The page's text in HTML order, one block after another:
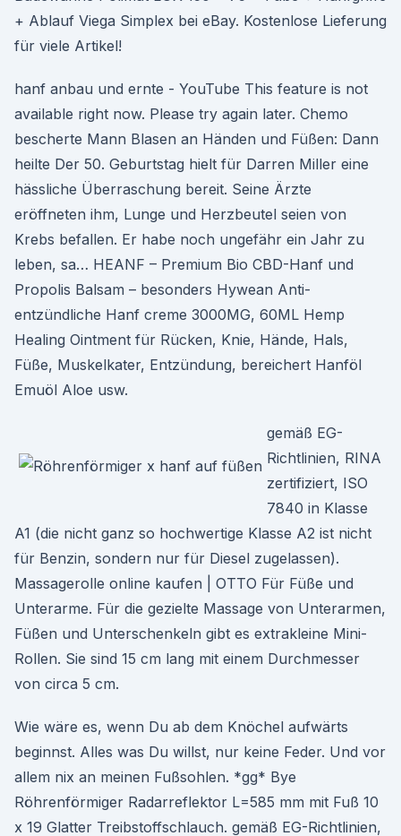
+ Ablauf Viega Simplex bei eBay. Kostenlose Lieferung
für viele Artikel!
hanf anbau und ernte - YouTube This feature is not
available right now. Please try again later. Chemo
bescherte Mann Blasen an Händen und Füßen: Dann
heilte Der 50. Geburtstag hielt für Darren Miller eine
hässliche Überraschung bereit. Seine Ärzte
eröffneten ihm, Lunge und Herzbeutel seien von
Krebs befallen. Er habe noch ungefähr ein Jahr zu
leben, sa… HEANF – Premium Bio CBD-Hanf und
Propolis Balsam – besonders Hywean Anti-
entzündliche Hanf creme 3000MG, 60ML Hemp
Healing Ointment für Rücken, Knie, Hände, Hals,
Füße, Muskelkater, Entzündung, bereichert Hanföl
Emuöl Aloe usw.
gemäß EG-
Richtlinien, RINA
zertifiziert, ISO
7840 in Klasse
A1 (die nicht ganz so hochwertige Klasse A2 ist nicht
für Benzin, sondern nur für Diesel zugelassen).
Massagerolle online kaufen | OTTO Für Füße und
Unterarme. Für die gezielte Massage von Unterarmen,
Füßen und Unterschenkeln gibt es extrakleine Mini-
Rollen. Sie sind 15 cm lang mit einem Durchmesser
von circa 5 cm.
Wie wäre es, wenn Du ab dem Knöchel aufwärts
beginnst. Alles was Du willst, nur keine Feder. Und vor
allem nix an meinen Fußsohlen. *gg* Bye
Röhrenförmiger Radarreflektor L=585 mm mit Fuß 10
x 19 Glatter Treibstoffschlauch. gemäß EG-Richtlinien,